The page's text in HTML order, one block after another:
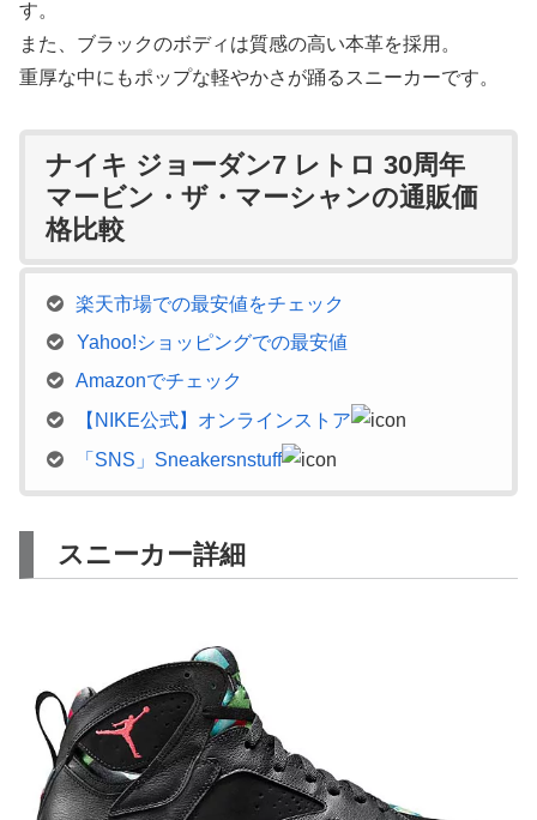
す。
また、ブラックのボディは質感の高い本革を採用。
重厚な中にもポップな軽やかさが踊るスニーカーです。
ナイキ ジョーダン7 レトロ 30周年
マービン・ザ・マーシャンの通販価
格比較
楽天市場での最安値をチェック
Yahoo!ショッピングでの最安値
Amazonでチェック
【NIKE公式】オンラインストア
「SNS」Sneakersnstuff
スニーカー詳細